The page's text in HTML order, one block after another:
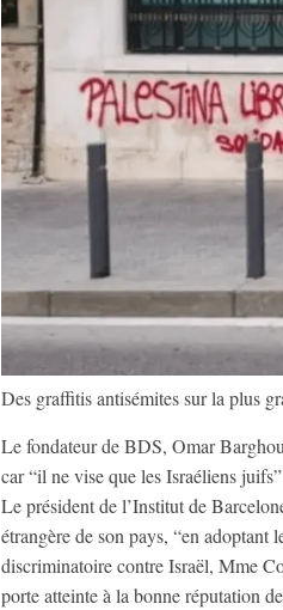
Des graffitis antisémites sur la plus
Le fondateur de BDS, Omar
car “il ne vise que les Israéliens juifs”
Le président de l’Institut de
étrangère de son pays, “en adoptant
discriminatoire contre Israël, Mme
porte atteinte à la bonne réputation